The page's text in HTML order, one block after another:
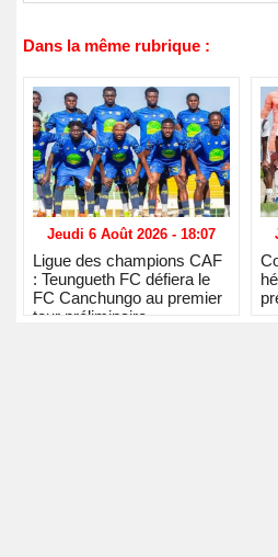
Dans la même rubrique :
Jeudi 6 Août 2026 - 18:07
Ligue des champions CAF
: Teungueth FC défiera le
FC Canchungo au premier
tour préliminaire